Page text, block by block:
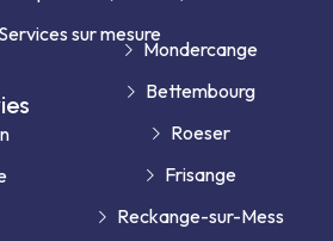
Services sur mesure
Mondercange
Bettembourg
Roeser
Frisange
Reckange-sur-Mess